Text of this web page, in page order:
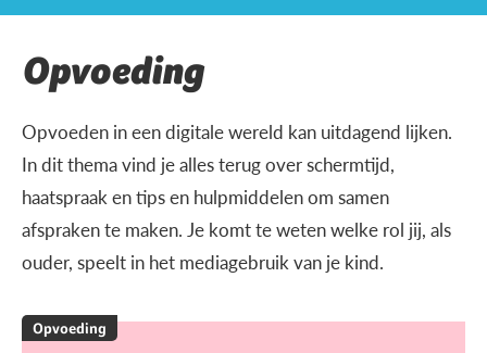
Opvoeding
Opvoeden in een digitale wereld kan uitdagend lijken.
In dit thema vind je alles terug over schermtijd,
haatspraak en tips en hulpmiddelen om samen
afspraken te maken. Je komt te weten welke rol jij, als
ouder, speelt in het mediagebruik van je kind.
Opvoeding